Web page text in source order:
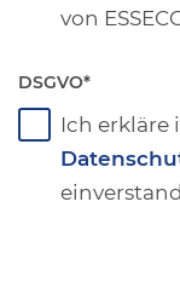
von
DSGVO*
Ich erkläre